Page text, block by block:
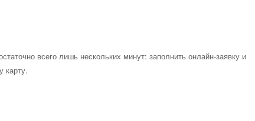
всего лишь нескольких минут: заполнить онлайн-заявку и
карту.